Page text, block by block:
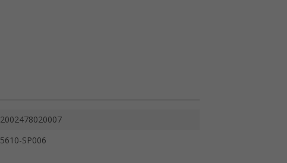
2002478020007
5610-SP006